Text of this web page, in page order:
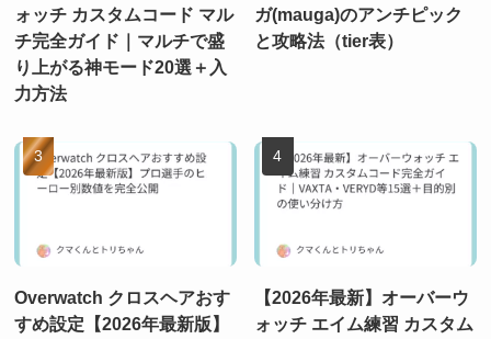
ォッチ カスタムコード マル
チ完全ガイド｜マルチで盛
り上がる神モード20選＋入
力方法
ガ(mauga)のアンチピック
と攻略法（tier表）
Overwatch クロスヘアおす
すめ設定【2026年最新版】
【2026年最新】オーバーウ
ォッチ エイム練習 カスタム